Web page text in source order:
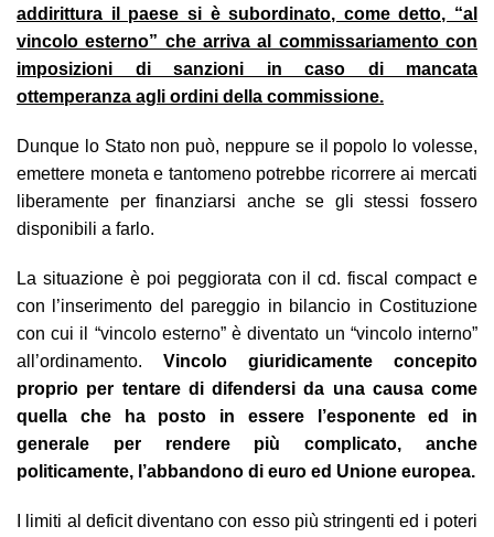
addirittura il paese si è subordinato, come detto, “al
vincolo esterno” che arriva al commissariamento con
imposizioni di sanzioni in caso di mancata
ottemperanza agli ordini della commissione.
Dunque lo Stato non può, neppure se il popolo lo volesse,
emettere moneta e tantomeno potrebbe ricorrere ai mercati
liberamente per finanziarsi anche se gli stessi fossero
disponibili a farlo.
La situazione è poi peggiorata con il cd. fiscal compact e
con l’inserimento del pareggio in bilancio in Costituzione
con cui il “vincolo esterno” è diventato un “vincolo interno”
all’ordinamento. Vincolo giuridicamente concepito
proprio per tentare di difendersi da una causa come
quella che ha posto in essere l’esponente ed in
generale per rendere più complicato, anche
politicamente, l’abbandono di euro ed Unione europea.
I limiti al deficit diventano con esso più stringenti ed i poteri